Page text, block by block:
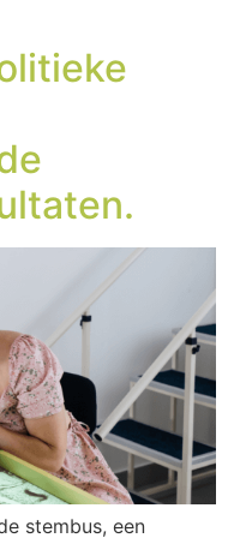
stembus, een